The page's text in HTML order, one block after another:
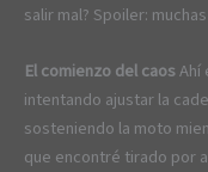
salir mal? Spoiler:
El comienzo del caosAhí
intentando ajustar la
sosteniendo la moto
que encontré tirado por